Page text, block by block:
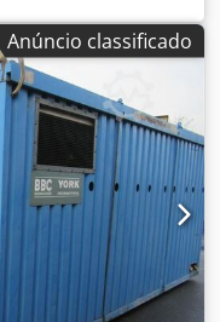
BROWN BOVERI
vazamento, modelo
do cadinho: 4,4 t -
- Tensão do indutor:
aquecimento, modo
1–20 kg/s -
 Comprimento:
aprox. 10.000 kg -
(bottom-pour
semanas - Vida
- Vida útil média
com dispositivo
Anúncio classificado